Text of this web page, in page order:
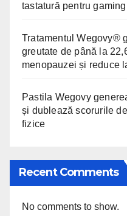
tastatură pentru
Tratamentul Wegovy®
greutate de până la
menopauzei și reduce
Pastila Wegovy
și dublează scorurile
fizice
Recent Comments
No comments to show.